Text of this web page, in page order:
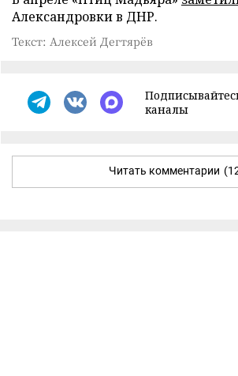
Александровки в ДНР.
Текст: Алексей Дегтярёв
каналы
Читать комментарии